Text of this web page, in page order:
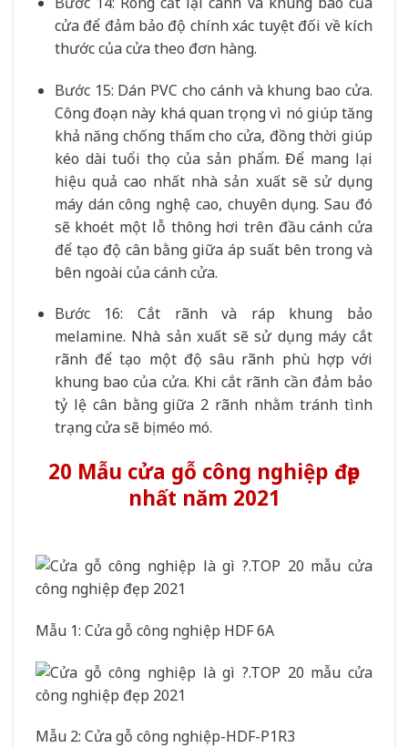
cửa để đảm bảo độ chính xác tuyệt đối về kích
thước của cửa theo đơn hàng.
Bước 15: Dán PVC cho cánh và khung bao cửa.
Công đoạn này khá quan trọng vì nó giúp tăng
khả năng chống thấm cho cửa, đồng thời giúp
kéo dài tuổi thọ của sản phẩm. Để mang lại
hiệu quả cao nhất nhà sản xuất sẽ sử dụng
máy dán công nghệ cao, chuyên dụng. Sau đó
sẽ khoét một lỗ thông hơi trên đầu cánh cửa
để tạo độ cân bằng giữa áp suất bên trong và
bên ngoài của cánh cửa.
Bước 16: Cắt rãnh và ráp khung bảo
melamine. Nhà sản xuất sẽ sử dụng máy cắt
rãnh để tạo một độ sâu rãnh phù hợp với
khung bao của cửa. Khi cắt rãnh cần đảm bảo
tỷ lệ cân bằng giữa 2 rãnh nhằm tránh tình
trạng cửa sẽ bị méo mó.
20 Mẫu cửa gỗ công nghiệp đẹp
nhất năm 2021
Mẫu 1: Cửa gỗ công nghiệp HDF 6A
Mẫu 2: Cửa gỗ công nghiệp-HDF-P1R3